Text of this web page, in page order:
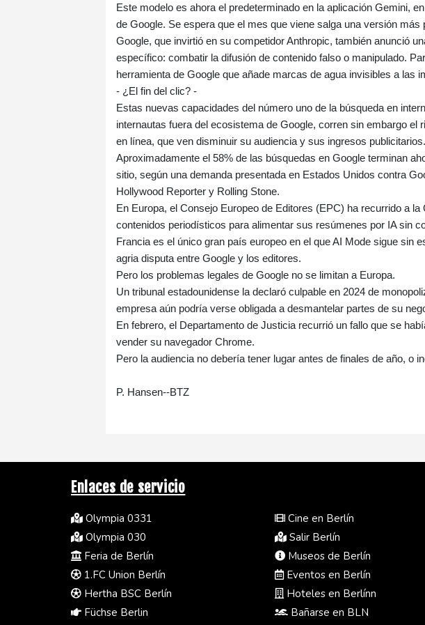
Este modelo es ahora el predeterminado en la aplicación Gemini,
de Google. Se espera que el mes que viene salga una versión más
Google, que invirtió en su competidor Anthropic, también anunció
específico: combatir la difusión de contenido falso o manipulado.
herramienta de Google que añade marcas de agua invisibles a las
- ¿El fin del clic? -
Estas nuevas capacidades del número uno de la búsqueda en
internautas fuera del ecosistema de Google, corren sin embargo el
en línea, que ven disminuir su audiencia y sus ingresos publicitarios.
Aproximadamente el 58% de las búsquedas en Google terminan
sitio, según una demanda presentada en Estados Unidos contra
Hollywood Reporter y Rolling Stone.
En Europa, el Consejo Europeo de Editores (EPC) ha recurrido a
contenidos periodísticos para alimentar sus resúmenes por IA sin
Francia es el único gran país europeo en el que AI Mode sigue sin
agria disputa entre Google y los editores.
Pero los problemas legales de Google no se limitan a Europa.
Un tribunal estadounidense la declaró culpable en 2024 de
empresa aún podría verse obligada a desmantelar partes de su
En febrero, el Departamento de Justicia recurrió un fallo que se
vender su navegador Chrome.
Pero la audiencia no debería tener lugar antes de finales de año, o
P. Hansen--BTZ
Enlaces de servicio
Olympia 0331
Olympia 030
Feria de Berlín
1.FC Union Berlín
Hertha BSC Berlín
Füchse Berlin
Cine en Berlín
Salir Berlín
Museos de Berlín
Eventos en Berlín
Hoteles en Berlínn
Bañarse en BLN